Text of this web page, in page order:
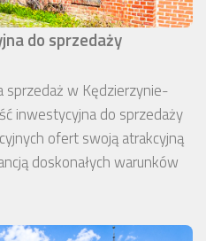
do sprzedaży
sprzedaż w Kędzierzynie-
inwestycyjna do sprzedaży
ofert swoją atrakcyjną
doskonałych warunków